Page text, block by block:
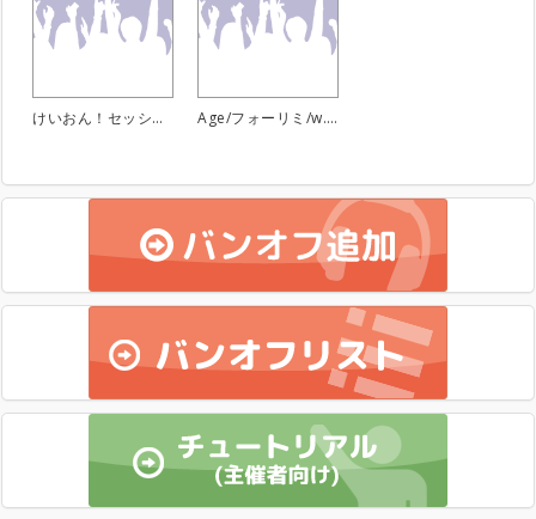
けいおん！セッション Age/フォーリミ/w.o.d.セッション